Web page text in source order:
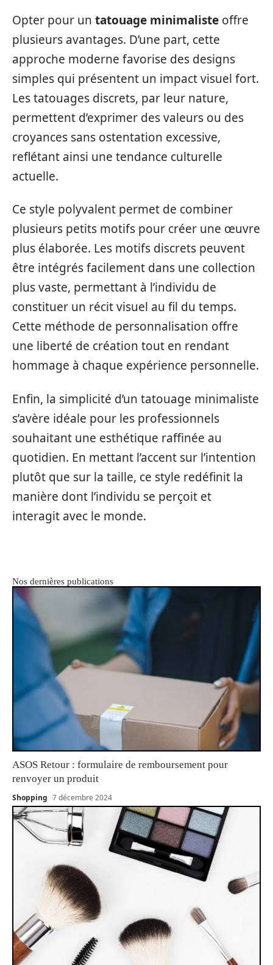
Opter pour un tatouage minimaliste offre
plusieurs avantages. D’une part, cette
approche moderne favorise des designs
simples qui présentent un impact visuel fort.
Les tatouages discrets, par leur nature,
permettent d’exprimer des valeurs ou des
croyances sans ostentation excessive,
reflétant ainsi une tendance culturelle
actuelle.
Ce style polyvalent permet de combiner
plusieurs petits motifs pour créer une œuvre
plus élaborée. Les motifs discrets peuvent
être intégrés facilement dans une collection
plus vaste, permettant à l’individu de
constituer un récit visuel au fil du temps.
Cette méthode de personnalisation offre
une liberté de création tout en rendant
hommage à chaque expérience personnelle.
Enfin, la simplicité d’un tatouage minimaliste
s’avère idéale pour les professionnels
souhaitant une esthétique raffinée au
quotidien. En mettant l’accent sur l’intention
plutôt que sur la taille, ce style redéfinit la
manière dont l’individu se perçoit et
interagit avec le monde.
Nos dernières publications
ASOS Retour : formulaire de remboursement pour
renvoyer un produit
Shopping 7 décembre 2024